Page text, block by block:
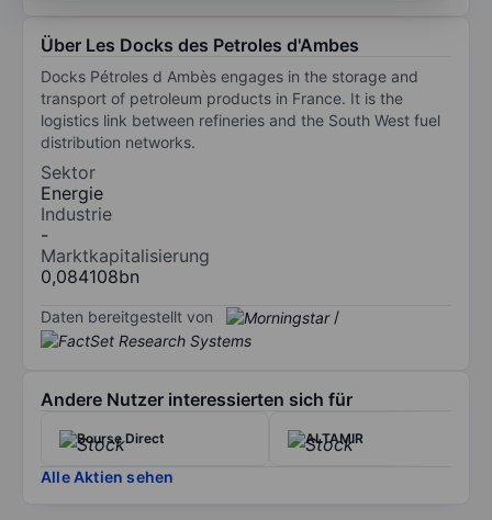
Über Les Docks des Petroles d'Ambes
Docks Pétroles d Ambès engages in the storage and
transport of petroleum products in France. It is the
logistics link between refineries and the South West fuel
distribution networks.
Sektor
Energie
Industrie
-
Marktkapitalisierung
0,084108bn
Daten bereitgestellt von /
Andere Nutzer interessierten sich für
Bourse Direct ALTAMIR
Alle Aktien sehen